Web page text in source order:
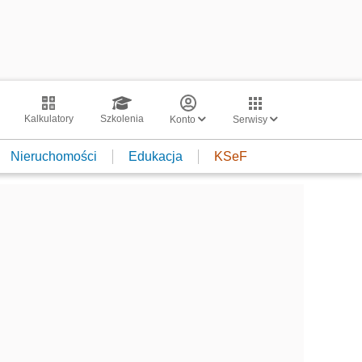
Kalkulatory Szkolenia Konto Serwisy
Nieruchomości Edukacja KSeF